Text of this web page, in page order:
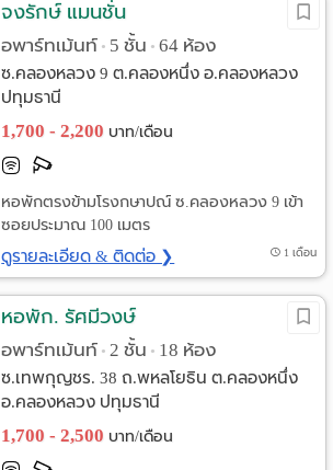
จงรักษ์ แมนชั่น
อพาร์ทเม้นท์ • 5 ชั้น • 64 ห้อง
ซ.คลองหลวง 9 ต.คลองหนึ่ง อ.คลองหลวง
ปทุมธานี
1,700 - 2,200 บาท/เดือน
หอพักตรงข้ามโรงกษาปณ์ ซ.คลองหลวง 9 เข้า
ซอยประมาณ 100 เมตร
ดูรายละเอียด & ติดต่อ ❯ 1 เดือน
หอพัก. รัศมีวงษ์
อพาร์ทเม้นท์ • 2 ชั้น • 18 ห้อง
ซ.เทพกุญชร. 38 ถ.พหลโยธิน ต.คลองหนึ่ง
อ.คลองหลวง ปทุมธานี
1,700 - 2,500 บาท/เดือน